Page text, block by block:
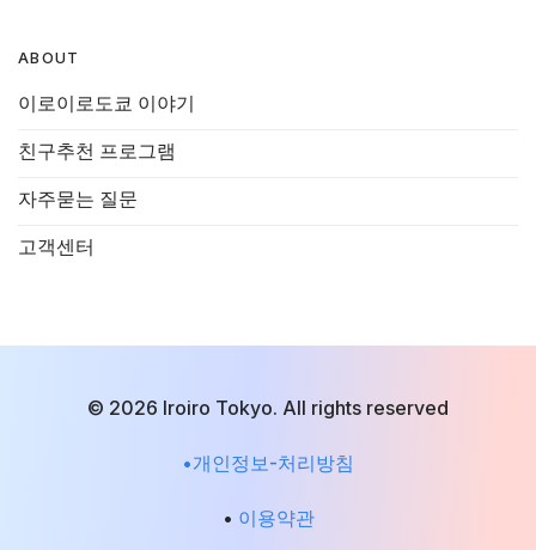
ABOUT
이로이로도쿄 이야기
친구추천 프로그램
자주묻는 질문
고객센터
© 2026 Iroiro Tokyo. All rights reserved
•개인정보-처리방침
• 이용약관